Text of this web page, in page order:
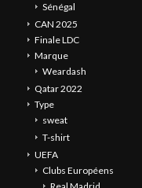
Sénégal
CAN 2025
Finale LDC
Marque
Weardash
Qatar 2022
Type
sweat
T-shirt
UEFA
Clubs Européens